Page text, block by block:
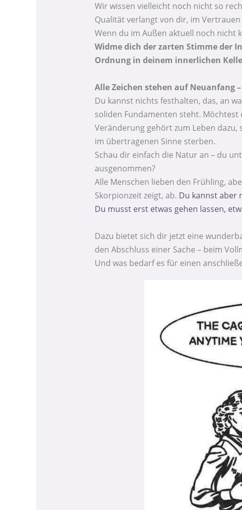
Wir wissen vielleicht noch nicht so
Qualität verlangt von dir, im
Wenn du im Außen aktuell noch nicht
Widme dich der zarten Stimme der
Ordnung in deinem innerlichen
Alle Zeichen stehen auf Neuanfang
Du kannst nichts festhalten, das, an
soliden Fundamenten steht.
Veränderung gehört zum Leben
im übertragenen Sinne sterben.
Schau dir einfach die Natur an – du
ausgenommen?
Alle Menschen lieben den Frühling,
Skorpionzeit zeigt, ab. Du kannst aber
Du musst erst etwas gehen lassen,
Dazu bietet sich dir jetzt eine
den Abschluss einer Sache – beim
Und was bedarf es für einen